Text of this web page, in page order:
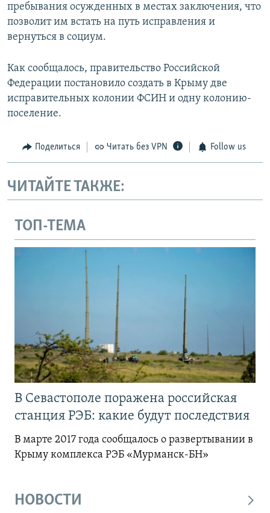
пребывания осужденных в местах заключения, что
позволит им встать на путь исправления и
вернуться в социум.
Как сообщалось, правительство Российской
Федерации постановило создать в Крыму две
исправительных колонии ФСИН и одну колонию-
поселение.
Поделиться Читать без VPN Follow us
ЧИТАЙТЕ ТАКЖЕ:
ТОП-ТЕМА
В Севастополе поражена российская
станция РЭБ: какие будут последствия
В марте 2017 года сообщалось о развертывании в
Крыму комплекса РЭБ «Мурманск-БН»
НОВОСТИ